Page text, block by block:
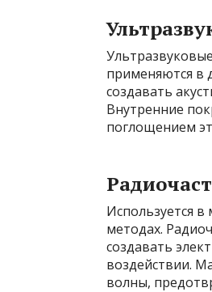
применяются в
создавать
Внутренние
поглощением
Используется
методах.
создавать
воздействии.
волны,